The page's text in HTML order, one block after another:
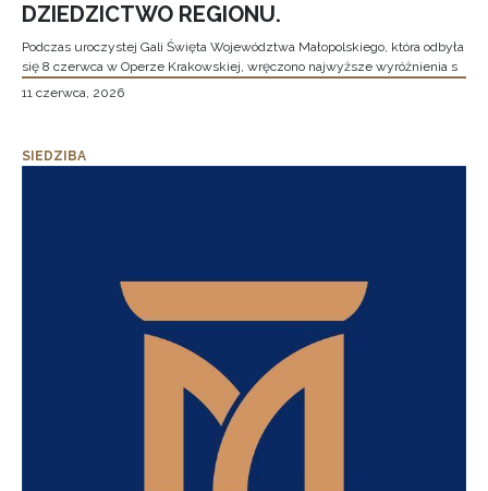
DZIEDZICTWO REGIONU.
Podczas uroczystej Gali Święta Województwa Małopolskiego, która odbyła
się 8 czerwca w Operze Krakowskiej, wręczono najwyższe wyróżnienia s
11 czerwca, 2026
SIEDZIBA